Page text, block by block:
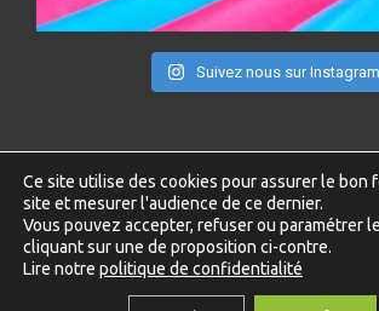
Suivez nous sur Instagram
2025 – Copyright © NP LOISIR77 – Tous
Cookies
Ce site utilise des cookies pour assurer le bon
site et mesurer l'audience de ce dernier.
Vous pouvez accepter, refuser ou paramétrer
cliquant sur une de proposition ci-contre.
Lire notre politique de confidentialité